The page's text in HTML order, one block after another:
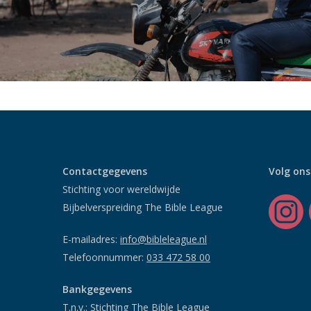
Contactgegevens
Stichting voor wereldwijde
Bijbelverspreiding The Bible League
E-mailadres: info@bibleleague.nl
Telefoonnummer: 033 472 58 00
Bankgegevens
T.n.v.: Stichting The Bible League
Volg